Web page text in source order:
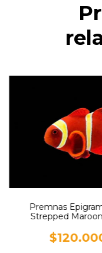
Premnas
Strepped